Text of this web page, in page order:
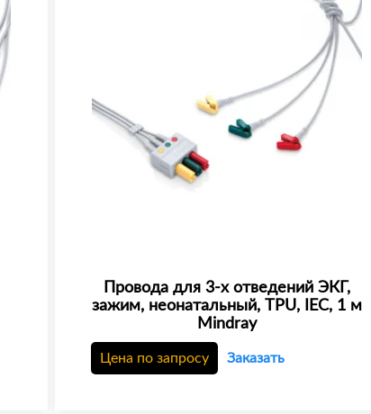
Провода для 3-х отведений ЭКГ,
зажим, неонатальный, TPU, IEC, 1 м
Mindray
Цена по запросу Заказать